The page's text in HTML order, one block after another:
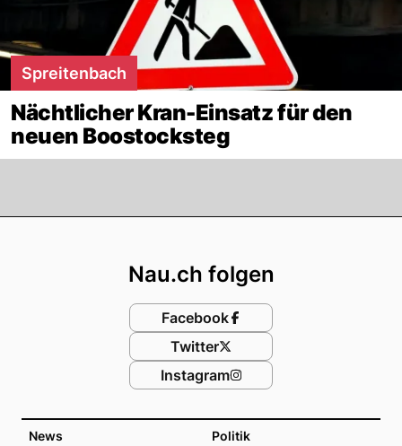
Spreitenbach
Nächtlicher Kran-Einsatz für den
neuen Boostocksteg
News Politik
Nau.ch folgen
Facebook
Twitter
Instagram